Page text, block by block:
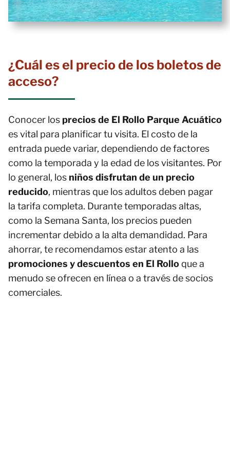
¿Cuál es el precio de los boletos de
acceso?
Conocer los precios de El Rollo Parque Acuático
es vital para planificar tu visita. El costo de la
entrada puede variar, dependiendo de factores
como la temporada y la edad de los visitantes. Por
lo general, los niños disfrutan de un precio
reducido, mientras que los adultos deben pagar
la tarifa completa. Durante temporadas altas,
como la Semana Santa, los precios pueden
incrementar debido a la alta demandidad. Para
ahorrar, te recomendamos estar atento a las
promociones y descuentos en El Rolloque a
menudo se ofrecen en línea o a través de socios
comerciales.